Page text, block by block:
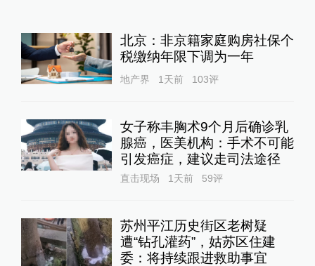
北京：非京籍家庭购房社保个
税缴纳年限下调为一年
地产界 1天前 103评
女子称丰胸术9个月后确诊乳
腺癌，医美机构：手术不可能
引发癌症，建议走司法途径
直击现场 1天前 59评
苏州平江历史街区老树疑
遭“钻孔灌药”，姑苏区住建
委：将持续跟进救助事宜